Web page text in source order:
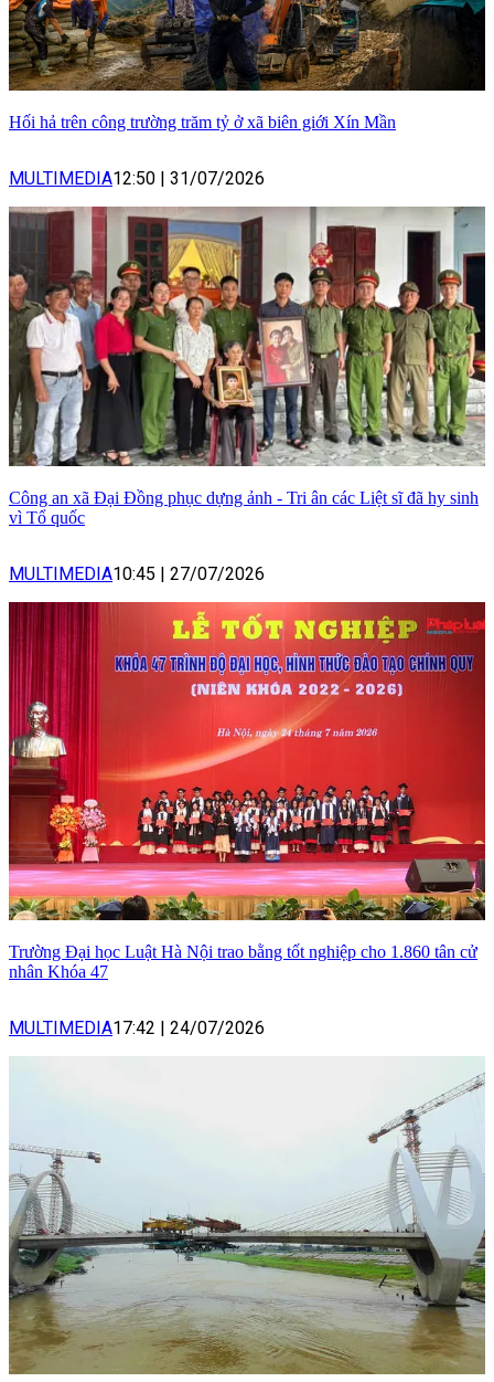
Hối hả trên công trường trăm tỷ ở xã biên giới Xín Mần
MULTIMEDIA12:50 | 31/07/2026
Công an xã Đại Đồng phục dựng ảnh - Tri ân các Liệt sĩ đã hy sinh
vì Tổ quốc
MULTIMEDIA10:45 | 27/07/2026
Trường Đại học Luật Hà Nội trao bằng tốt nghiệp cho 1.860 tân cử
nhân Khóa 47
MULTIMEDIA17:42 | 24/07/2026